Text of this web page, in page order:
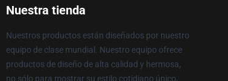
Nuestra tienda
Nuestros productos están diseñados por nuestro
equipo de clase mundial. Nuestro equipo ofrece
productos de diseño de alta calidad y hermosa,
no sólo para mostrar su estilo cotidiano único,